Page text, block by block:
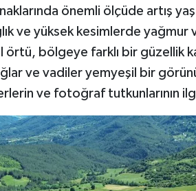
önemli ölçüde artış
ve yüksek kesimlerde yağmur
örtü, bölgeye farklı bir güzellik
ve vadiler yemyeşil bir
ve fotoğraf tutkunlarının